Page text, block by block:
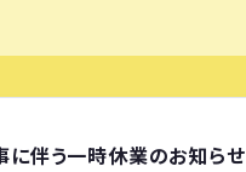
に伴う一時休業のお知らせ